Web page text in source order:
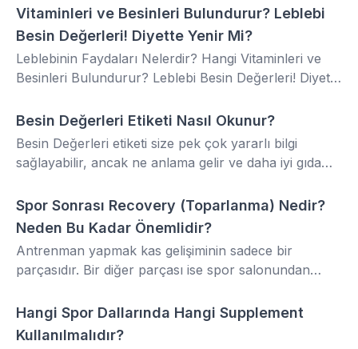
Vitaminleri ve Besinleri Bulundurur? Leblebi
Besin Değerleri! Diyette Yenir Mi?
Leblebinin Faydaları Nelerdir? Hangi Vitaminleri ve
Besinleri Bulundurur? Leblebi Besin Değerleri! Diyette
GENEL
Besin Değerleri Etiketi Nasıl Okunur?
Besin Değerleri etiketi size pek çok yararlı bilgi
sağlayabilir, ancak ne anlama gelir ve daha iyi gıda
GENEL
Spor Sonrası Recovery (Toparlanma) Nedir?
Neden Bu Kadar Önemlidir?
Antrenman yapmak kas gelişiminin sadece bir
parçasıdır. Bir diğer parçası ise spor salonundan
süreci, kasların onarılması, güçlenmesi ve bir sonraki
antrenmana hazırlanması için kritik rol oynar.
SPOR
Hangi Spor Dallarında Hangi Supplement
Kullanılmalıdır?